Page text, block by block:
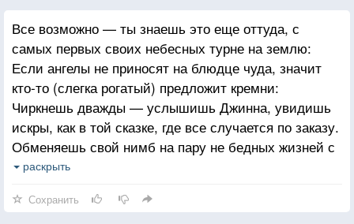
К которой он пришел, как гость,
Пришел со стуком, без ключей, и,
Как камнем бросил "не срослось",
"Я ухожу", "прошу прощенья",
Так получилось, ты пойми, ведь,
знаешь, сердцу не прикажешь,
Он говорил и говорил
И по душе водил, как сажей,
Как саблей по вискам рубил,
Все возможно — ты знаешь это еще оттуда, с
самых первых своих небесных турне на землю:
Если ангелы не приносят на блюдце чуда, значит
кто-то (слегка рогатый) предложит кремни:
Чиркнешь дважды — услышишь Джинна, увидишь
искры, как в той сказке, где все случается по заказу.
Обменяешь свой нимб на пару не бедных жизней с
послесловием: «Она хотела всего и сразу».
только это совсем не скоро (а вдруг не правда)
раскрыть
Сохранить